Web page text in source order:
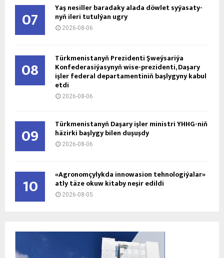
07 Ýaş ne­sil­ler ba­ra­da­ky ala­da döw­let sy­ýa­sa­ty­
nyň ile­ri tu­tul­ýan ug­ry
2026-08-06
08 Türkmenistanyň Prezidenti Şweýsariýa
Konfederasiýasynyň wise-prezidenti, Daşary
işler federal departamentiniň başlygyny kabul
etdi
2026-08-06
09 Türkmenistanyň Daşary işler ministri ÝHHG-niň
häzirki başlygy bilen duşuşdy
2026-08-06
10 «Agronomçylykda innowasion tehnologiýalar»
atly täze okuw kitaby neşir edildi
2026-08-05